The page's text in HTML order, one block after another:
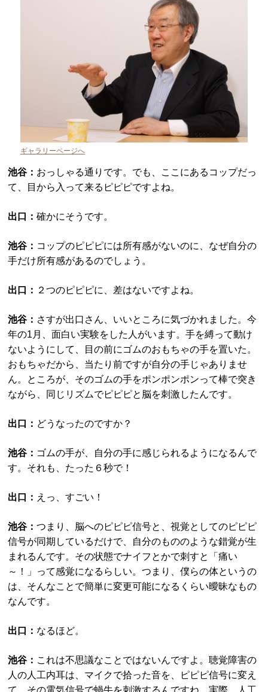
ギャラリーページへ
池谷： おっしゃる通りです。でも、ここにあるコップだっ
て、目から入って来るピピピですよね。
出口：確かにそうです。
池谷： コップのピピピには所有感がないのに、なぜ自分の
手だけ所有感があるのでしょう。
出口： ２つのピピピに、差はないですよね。
池谷： さすが出口さん、いいところに気づかれました。今
年の1月、面白い実験をした人がいます。手を縛って動け
ないようにして、目の前にゴムのおもちゃの手を置いた。
おもちゃだから、当たり前ですが自分の手じゃありませ
ん。ところが、そのゴムの手をポンポンポンって棒で突き
ながら、同じリズムでピピピと脳を刺激したんです。
出口： どうなったのですか？
池谷： ゴムの手が、自分の手に感じられるようになるんで
す。それも、たった６秒で！
出口： えっ、すごい！
池谷：つまり、脳へのピピピ信号と、視覚としてのピピピ
信号が同期しているだけで、自分のもののような錯覚が生
まれるんです。その状態でナイフとかで刺すと「痛い
～！」って感覚になるらしい。つまり、僕らの体というの
は、そんなことで簡単に変更可能になるくらい曖昧なもの
なんです。
出口： なるほど。
池谷： これは不思議なことではないんですよ。聴覚障害の
人の人工内耳は、マイクで拾った音を、ピピピ信号に変え